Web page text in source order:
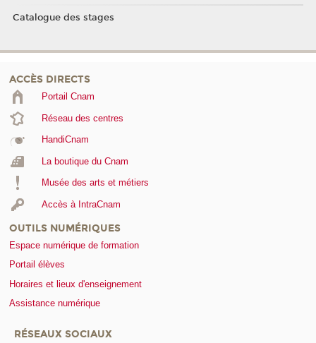
Catalogue des stages
ACCÈS DIRECTS
Portail Cnam
Réseau des centres
HandiCnam
La boutique du Cnam
Musée des arts et métiers
Accès à IntraCnam
OUTILS NUMÉRIQUES
Espace numérique de formation
Portail élèves
Horaires et lieux d'enseignement
Assistance numérique
RÉSEAUX SOCIAUX